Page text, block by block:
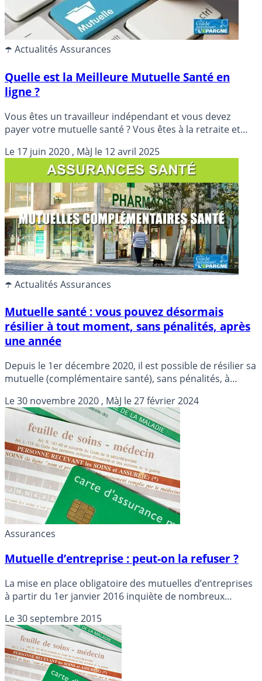
☂️ Actualités Assurances
Quelle est la Meilleure Mutuelle Santé en
ligne ?
Vous êtes un travailleur indépendant et vous devez
payer votre mutuelle santé ? Vous êtes à la retraite et
simplement votre mutuelle actuelle a trop augmenté les
prix ces deux dernières années ?
Le 17 juin 2020 , MàJ le 12 avril 2025
☂️ Actualités Assurances
Mutuelle santé : vous pouvez désormais
résilier à tout moment, sans pénalités, après
une année
Depuis le 1er décembre 2020, il est possible de résilier sa
mutuelle (complémentaire santé), sans pénalités, à
adhésion.
Le30 novembre 2020 , MàJ le27 février 2024
Assurances
Mutuelle d’entreprise : peut-on la refuser ?
La mise en place obligatoire des mutuelles d’entreprises
à partir du 1er janvier 2016 inquiète de nombreux
l’entreprise ?
Le30 septembre 2015